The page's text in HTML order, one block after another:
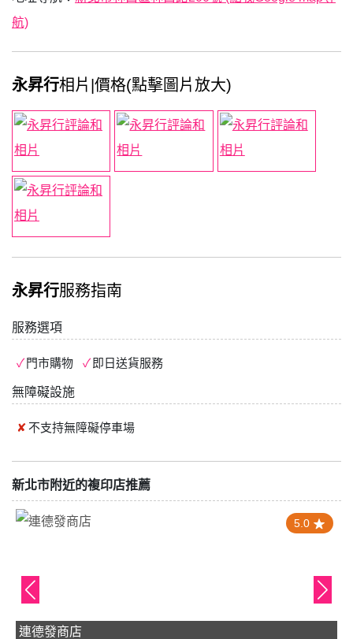
航)
永昇行相片|價格(點擊圖片放大)
永昇行服務指南
服務選項
門市購物 即日送貨服務
無障礙設施
不支持無障礙停車場
新北市附近的複印店推薦
5.0
連德發商店